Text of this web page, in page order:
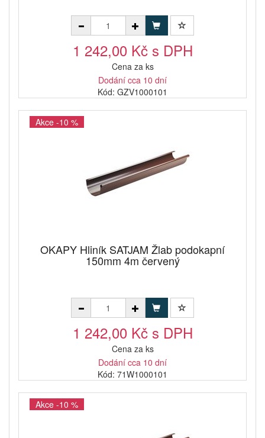
1 242,00 Kč s DPH
Cena za ks
Dodání cca 10 dní
Kód: GZV1000101
Akce -10 %
OKAPY Hliník SATJAM Žlab podokapní
150mm 4m červený
1 242,00 Kč s DPH
Cena za ks
Dodání cca 10 dní
Kód: 71W1000101
Akce -10 %